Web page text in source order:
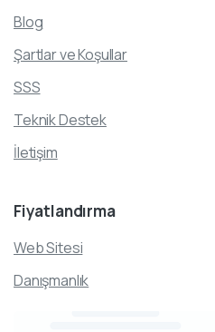
Blog
Şartlar ve Koşullar
SSS
Teknik Destek
İletişim
Fiyatlandırma
Web Sitesi
Danışmanlık